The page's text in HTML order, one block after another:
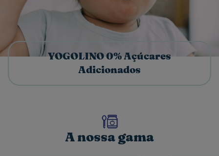
YOGOLINO 0% Açúcares
Adicionados
A nossa gama